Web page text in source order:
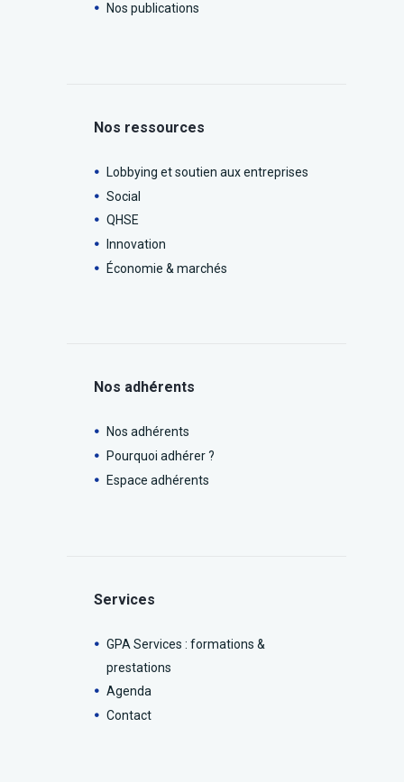
Nos publications
Nos ressources
Lobbying et soutien aux entreprises
Social
QHSE
Innovation
Économie & marchés
Nos adhérents
Nos adhérents
Pourquoi adhérer ?
Espace adhérents
Services
GPA Services : formations &
prestations
Agenda
Contact